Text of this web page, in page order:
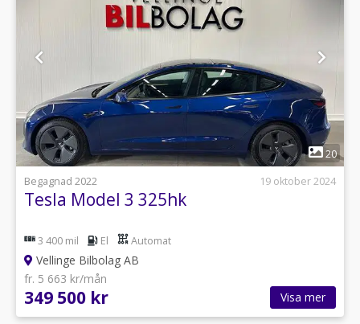
1
20
Begagnad 2022
19 oktober 2024
Tesla Model 3 325hk
3 400 mil El Automat
Vellinge Bilbolag AB
fr. 5 663 kr/mån
349 500 kr Visa mer